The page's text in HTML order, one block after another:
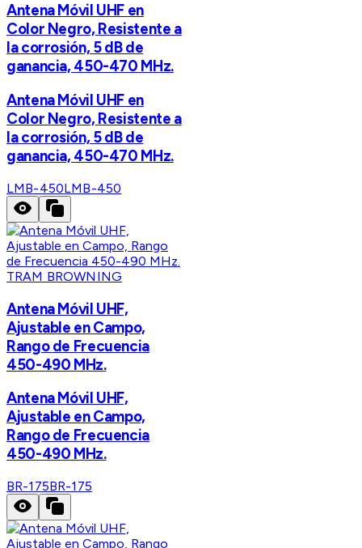
Antena Móvil UHF en
Color Negro, Resistente a
la corrosión, 5 dB de
ganancia, 450-470 MHz.
Antena Móvil UHF en
Color Negro, Resistente a
la corrosión, 5 dB de
ganancia, 450-470 MHz.
LMB-450LMB-450
TRAM BROWNING
Antena Móvil UHF,
Ajustable en Campo,
Rango de Frecuencia
450-490 MHz.
Antena Móvil UHF,
Ajustable en Campo,
Rango de Frecuencia
450-490 MHz.
BR-175BR-175